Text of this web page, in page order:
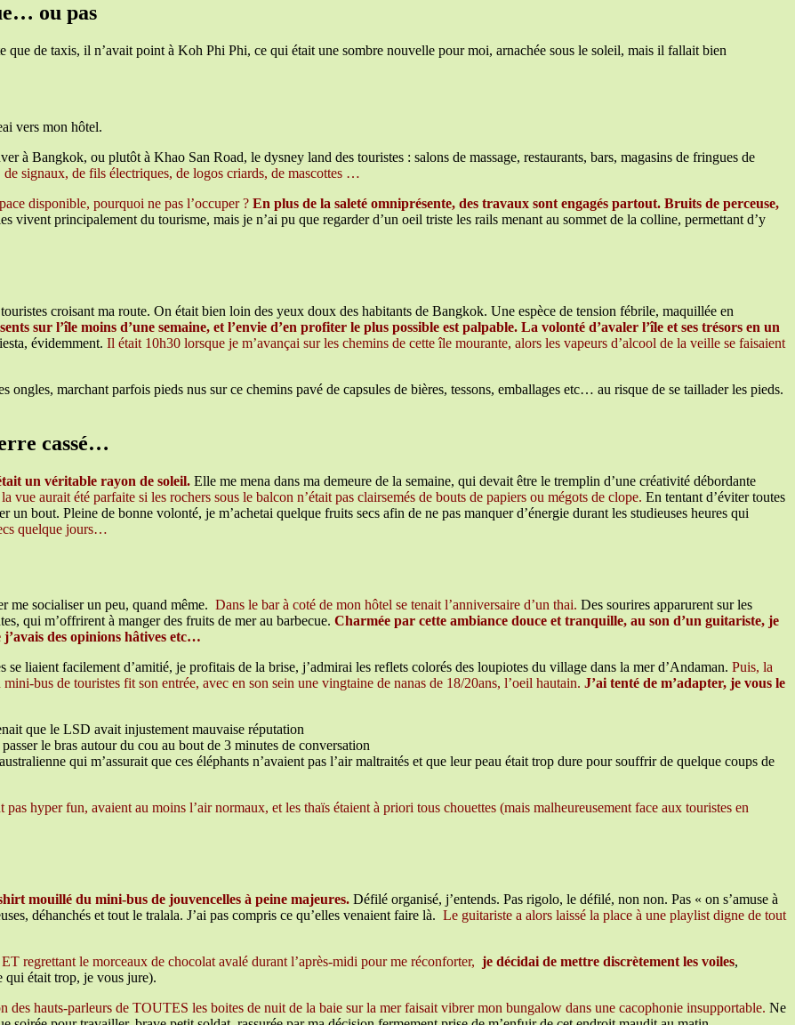
ou pas
que de taxis, il n’avait point à Koh Phi Phi, ce qui était une sombre nouvelle pour moi, arnachée sous le soleil, mais il fallait bien
vers mon hôtel.
à Bangkok, ou plutôt à Khao San Road, le dysney land des touristes : salons de massage, restaurants, bars, magasins de fringues de
signaux, de fils électriques, de logos criards, de mascottes …
disponible, pourquoi ne pas l’occuper ? En plus de la saleté omniprésente, des travaux sont engagés partout. Bruits de perceuse,
vivent principalement du tourisme, mais je n’ai pu que regarder d’un oeil triste les rails menant au sommet de la colline, permettant d’y
croisant ma route. On était bien loin des yeux doux des habitants de Bangkok. Une espèce de tension fébrile, maquillée en
sur l’île moins d’une semaine, et l’envie d’en profiter le plus possible est palpable. La volonté d’avaler l’île et ses trésors en un
évidemment. Il était 10h30 lorsque je m’avançai sur les chemins de cette île mourante, alors les vapeurs d’alcool de la veille se faisaient
ongles, marchant parfois pieds nus sur ce chemins pavé de capsules de bières, tessons, emballages etc… au risque de se taillader les pieds.
cassé…
un véritable rayon de soleil. Elle me mena dans ma demeure de la semaine, qui devait être le tremplin d’une créativité débordante
la vue aurait été parfaite si les rochers sous le balcon n’était pas clairsemés de bouts de papiers ou mégots de clope. En tentant d’éviter toutes
un bout. Pleine de bonne volonté, je m’achetai quelque fruits secs afin de ne pas manquer d’énergie durant les studieuses heures qui
quelque jours…
me socialiser un peu, quand même. Dans le bar à coté de mon hôtel se tenait l’anniversaire d’un thai. Des sourires apparurent sur les
qui m’offrirent à manger des fruits de mer au barbecue. Charmée par cette ambiance douce et tranquille, au son d’un guitariste, je
j’avais des opinions hâtives etc…
se liaient facilement d’amitié, je profitais de la brise, j’admirai les reflets colorés des loupiotes du village dans la mer d’Andaman. Puis, la
bus de touristes fit son entrée, avec en son sein une vingtaine de nanas de 18/20ans, l’oeil hautain. J’ai tenté de m’adapter, je vous le
que le LSD avait injustement mauvaise réputation
le bras autour du cou au bout de 3 minutes de conversation
qui m’assurait que ces éléphants n’avaient pas l’air maltraités et que leur peau était trop dure pour souffrir de quelque coups de
hyper fun, avaient au moins l’air normaux, et les thaïs étaient à priori tous chouettes (mais malheureusement face aux touristes en
mouillé du mini-bus de jouvencelles à peine majeures. Défilé organisé, j’entends. Pas rigolo, le défilé, non non. Pas « on s’amuse à
déhanchés et tout le tralala. J’ai pas compris ce qu’elles venaient faire là. Le guitariste a alors laissé la place à une playlist digne de tout
regrettant le morceaux de chocolat avalé durant l’après-midi pour me réconforter, je décidai de mettre discrètement les voiles,
qui était trop, je vous jure).
des hauts-parleurs de TOUTES les boites de nuit de la baie sur la mer faisait vibrer mon bungalow dans une cacophonie insupportable. Ne